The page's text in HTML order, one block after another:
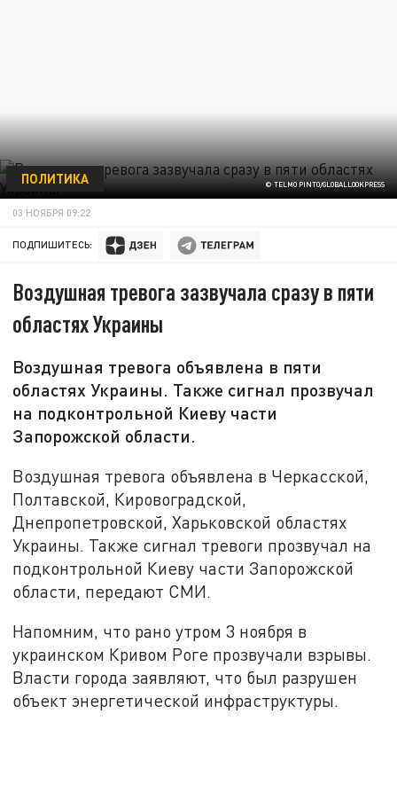
© TELMO PINTO/GLOBALLOOKPRESS
ПОЛИТИКА
03 НОЯБРЯ 09:22
ПОДПИШИТЕСЬ:
Воздушная тревога зазвучала сразу в пяти
областях Украины
Воздушная тревога объявлена в пяти
областях Украины. Также сигнал прозвучал
на подконтрольной Киеву части
Запорожской области.
Воздушная тревога объявлена в Черкасской,
Полтавской, Кировоградской,
Днепропетровской, Харьковской областях
Украины. Также сигнал тревоги прозвучал на
подконтрольной Киеву части Запорожской
области, передают СМИ.
Напомним, что рано утром 3 ноября в
украинском Кривом Роге прозвучали взрывы.
Власти города заявляют, что был разрушен
объект энергетической инфраструктуры.